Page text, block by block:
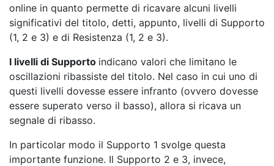
online in quanto permette di ricavare alcuni livelli
significativi del titolo, detti, appunto, livelli di Supporto
(1, 2 e 3) e di Resistenza (1, 2 e 3).
I livelli di Supporto indicano valori che limitano le
oscillazioni ribassiste del titolo. Nel caso in cui uno di
questi livelli dovesse essere infranto (ovvero dovesse
essere superato verso il basso), allora si ricava un
segnale di ribasso.
In particolar modo il Supporto 1 svolge questa
importante funzione. Il Supporto 2 e 3, invece,